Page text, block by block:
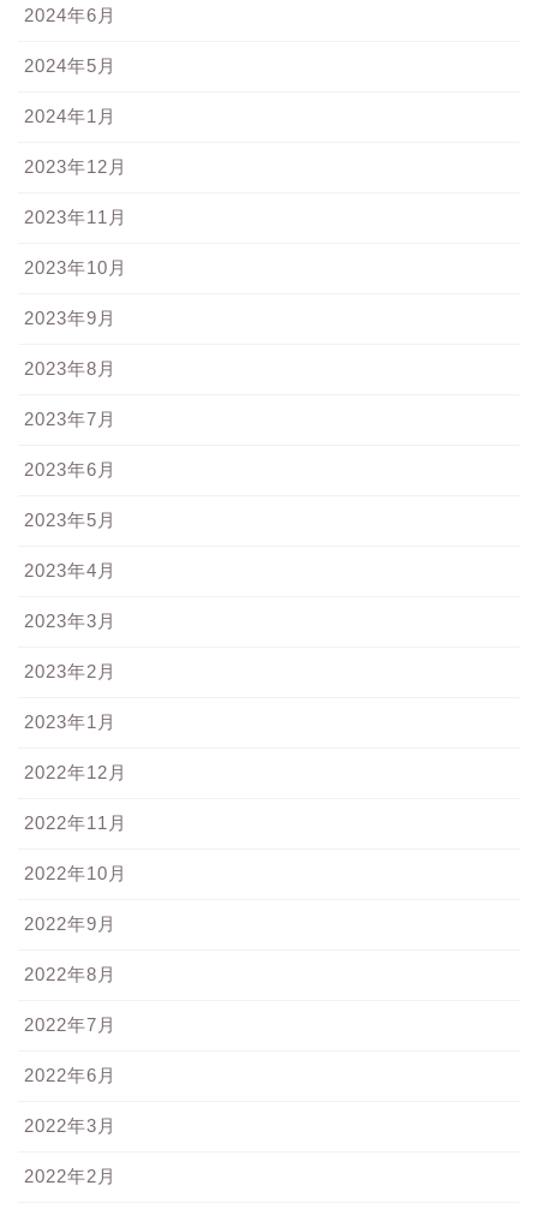
2024年6月
2024年5月
2024年1月
2023年12月
2023年11月
2023年10月
2023年9月
2023年8月
2023年7月
2023年6月
2023年5月
2023年4月
2023年3月
2023年2月
2023年1月
2022年12月
2022年11月
2022年10月
2022年9月
2022年8月
2022年7月
2022年6月
2022年3月
2022年2月